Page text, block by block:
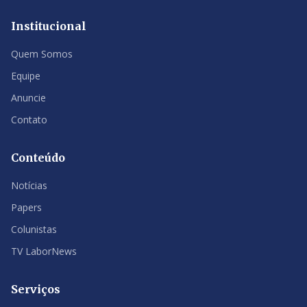
Institucional
Quem Somos
Equipe
Anuncie
Contato
Conteúdo
Notícias
Papers
Colunistas
TV LaborNews
Serviços